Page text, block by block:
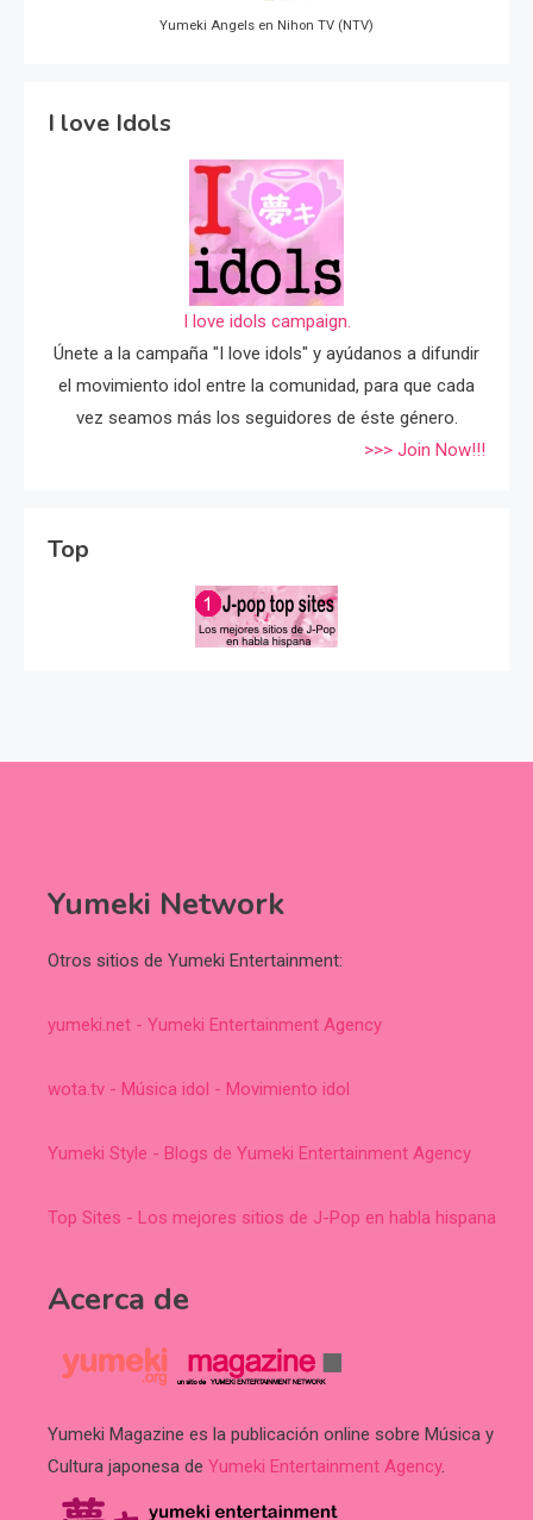
Yumeki Angels en Nihon TV (NTV)
I love Idols
I love idols campaign.
Únete a la campaña "I love idols" y ayúdanos a difundir
el movimiento idol entre la comunidad, para que cada
vez seamos más los seguidores de éste género.
>>> Join Now!!!
Top
Yumeki Network
Otros sitios de Yumeki Entertainment:
yumeki.net - Yumeki Entertainment Agency
wota.tv - Música idol - Movimiento idol
Yumeki Style - Blogs de Yumeki Entertainment Agency
Top Sites - Los mejores sitios de J-Pop en habla hispana
Acerca de
Yumeki Magazine es la publicación online sobre Música y
Cultura japonesa de Yumeki Entertainment Agency.